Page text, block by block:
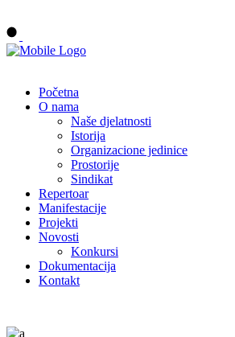
Početna
O nama
Naše djelatnosti
Istorija
Organizacione jedinice
Prostorije
Sindikat
Repertoar
Manifestacije
Projekti
Novosti
Konkursi
Dokumentacija
Kontakt